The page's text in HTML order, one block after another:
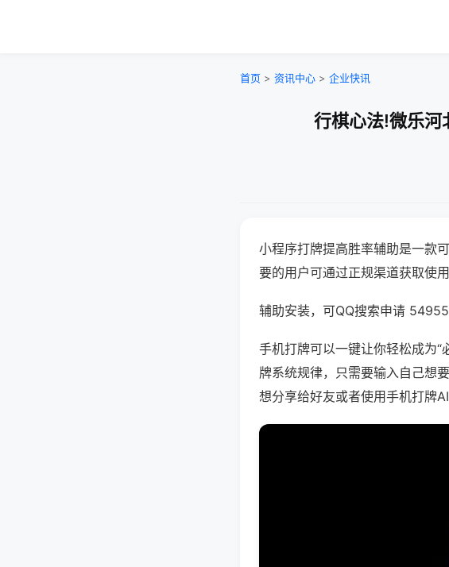
首页 > 资讯中心 > 企业快讯
行棋心法!微乐河
小程序打牌提高胜率辅助是一款
要的用户可通过正规渠道获取使用
辅助安装，可QQ搜索申请
手机打牌可以一键让你轻松成为
牌系统规律，只需要输入自己想
想分享给好友或者使用手机打牌